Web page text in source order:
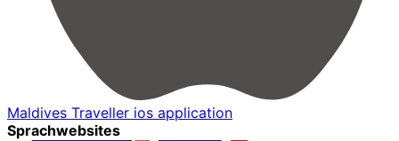
Maldives Traveller ios application
Sprachwebsites